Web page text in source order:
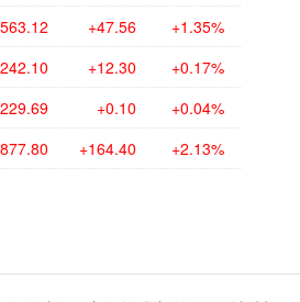
+47.56 +1.35%
+12.30 +0.17%
229.69 +0.10 +0.04%
+164.40 +2.13%